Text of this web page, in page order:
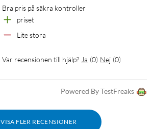
Bra pris på säkra kontroller
priset
Lite stora
Var recensionen till hjälp? Ja (0) Nej (0)
Powered By TestFreaks
VISA FLER RECENSIONER